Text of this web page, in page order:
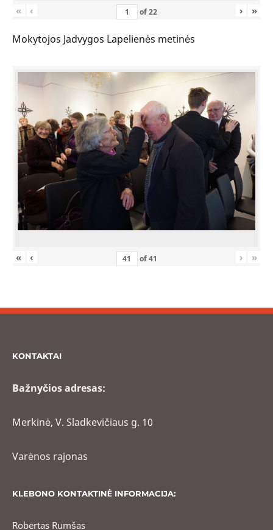
« ‹ of22 › »
Mokytojos Jadvygos Lapelienės metinės
« ‹ of41 › »
KONTAKTAI
Bažnyčios adresas:
Merkinė, V. Sladkevičiaus g. 10
Varėnos rajonas
KLEBONO KONTAKTINĖ INFORMACIJA:
Robertas Rumšas